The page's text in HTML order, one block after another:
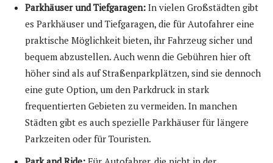
Parkhäuser und Tiefgaragen: In vielen Großstädten gibt
es Parkhäuser und Tiefgaragen, die für Autofahrer eine
praktische Möglichkeit bieten, ihr Fahrzeug sicher und
bequem abzustellen. Auch wenn die Gebühren hier oft
höher sind als auf Straßenparkplätzen, sind sie dennoch
eine gute Option, um den Parkdruck in stark
frequentierten Gebieten zu vermeiden. In manchen
Städten gibt es auch spezielle Parkhäuser für längere
Parkzeiten oder für Touristen.